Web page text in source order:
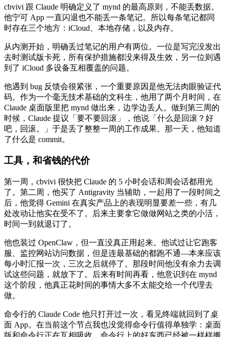
cbvivi 跟 Claude 明确定义了 mynd 的最高原则，不能丢数据。
他宁可 App 一直闪退也不能丢一条笔记。所以每条笔记都同
时存在三个地方：iCloud、本地存储，以及内存。
从内测开始，明确丢过笔记的用户有两位。一位是写完没发出
去时测试版卡死，所有保护措施都没来得及生效，另一位则遇
到了 iCloud 多设备互相覆盖的问题。
他遇到 bug 反馈会很紧张，一个重要原因是他无法肉眼验证代
码。作为一个毫无技术基础的文科生，他用了两个月时间，在
Claude 桌面版里把 mynd 做出来，边学边丢人。做到第三周的
时候，Claude 提议「要不要回滚」，他说「什么是回滚？好
吧，回滚。」于是丢了整整一周的工作成果。那一天，他知道
了什么是 commit。
工具，和省钱的代价
第一周，cbvivi 很快把 Claude 的 5 小时会话和周会话都用光
了。第二周，他买了 Antigravity 当辅助，一起用了一段时间之
后，他觉得 Gemini 在真实产品上的表现明显要差一些，有几
处改动让他实在受不了。后来主要拿它做做网站之类的小活，
时间一到就退订了。
他也装过 OpenClaw，但一直没真正用起来。他试过让它跑客
服、监控网站访问数据，但是连最基础的都跑不通—本来应该
每小时汇报一次，三次之后就停了。那段时间他没有余力去调
试这些问题，就放下了。后来有时间再看，他意识到在 mynd
这个阶段，他真正花时间的事情大多不太能交给一个代理去
做。
命令行的 Claude Code 他只打开过一次，看见终端就回到了桌
面 App。在当前这个节点我也没觉得命令行值得单独学：桌面
版和命令行正在互相吸收，命令行上的好东西已经被一样样搬